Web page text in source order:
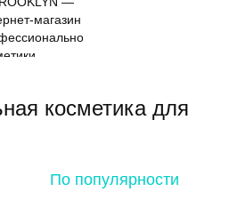
косметика для
По популярности